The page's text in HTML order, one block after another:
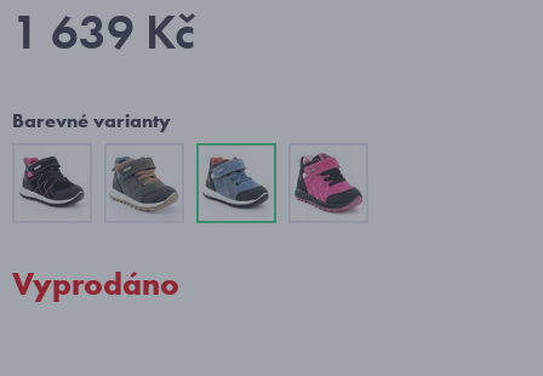
1 639 Kč
Barevné varianty
Vyprodáno